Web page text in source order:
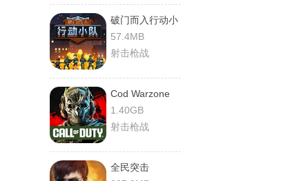
破门而入行动小
队
57.4MB
射击枪战
Cod Warzone
1.40GB
射击枪战
全民突击